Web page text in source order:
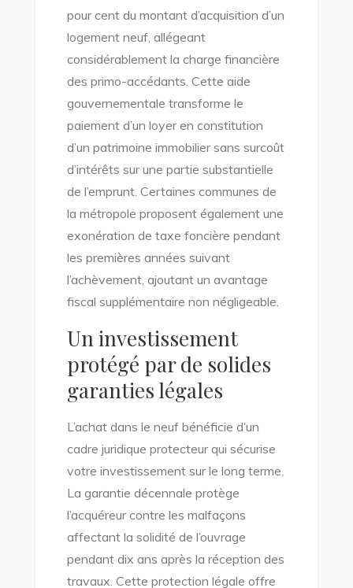
pour cent du montant d’acquisition d’un
logement neuf, allégeant
considérablement la charge financière
des primo-accédants. Cette aide
gouvernementale transforme le
paiement d’un loyer en constitution
d’un patrimoine immobilier sans surcoût
d’intérêts sur une partie substantielle
de l’emprunt. Certaines communes de
la métropole proposent également une
exonération de taxe foncière pendant
les premières années suivant
l’achèvement, ajoutant un avantage
fiscal supplémentaire non négligeable.
Un investissement
protégé par de solides
garanties légales
L’achat dans le neuf bénéficie d’un
cadre juridique protecteur qui sécurise
votre investissement sur le long terme.
La garantie décennale protège
l’acquéreur contre les malfaçons
affectant la solidité de l’ouvrage
pendant dix ans après la réception des
travaux. Cette protection légale offre